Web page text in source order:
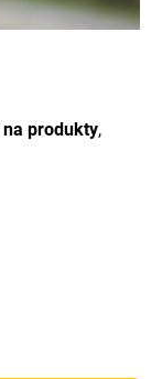
na produkty,